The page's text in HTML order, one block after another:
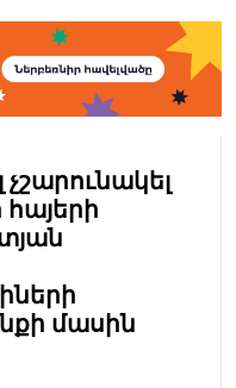
չշարունակել
մասին